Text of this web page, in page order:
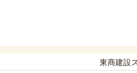
東商建設